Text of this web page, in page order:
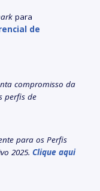
para
de
compromisso da
perfis de
para os Perfis
2025. Clique aqui